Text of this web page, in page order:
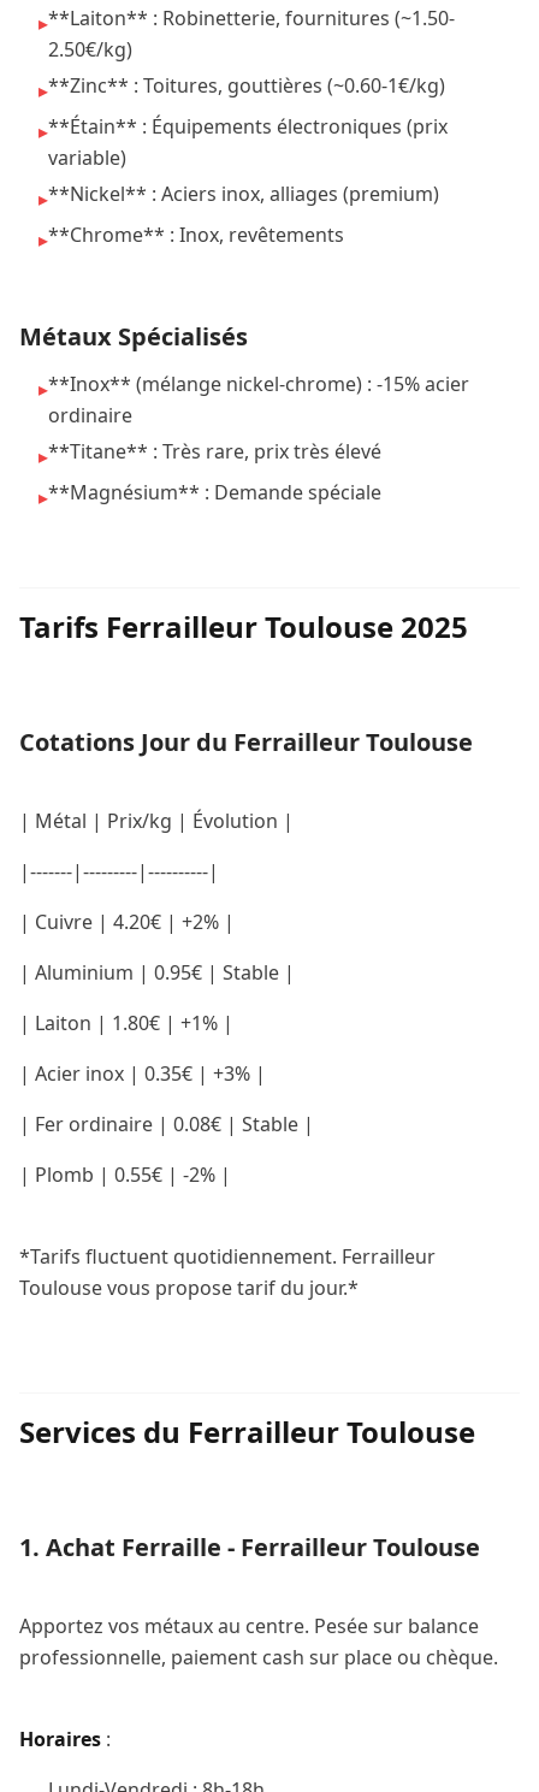
▸**Laiton** : Robinetterie, fournitures (~1.50-
2.50€/kg)
▸**Zinc** : Toitures, gouttières (~0.60-1€/kg)
▸**Étain** : Équipements électroniques (prix
variable)
▸**Nickel** : Aciers inox, alliages (premium)
▸**Chrome** : Inox, revêtements
Métaux Spécialisés
▸**Inox** (mélange nickel-chrome) : -15% acier
ordinaire
▸**Titane** : Très rare, prix très élevé
▸**Magnésium** : Demande spéciale
Tarifs Ferrailleur Toulouse 2025
Cotations Jour du Ferrailleur Toulouse
| Métal | Prix/kg | Évolution |
|-------|---------|----------|
| Cuivre | 4.20€ | +2% |
| Aluminium | 0.95€ | Stable |
| Laiton | 1.80€ | +1% |
| Acier inox | 0.35€ | +3% |
| Fer ordinaire | 0.08€ | Stable |
| Plomb | 0.55€ | -2% |
*Tarifs fluctuent quotidiennement. Ferrailleur
Toulouse vous propose tarif du jour.*
Services du Ferrailleur Toulouse
1. Achat Ferraille - Ferrailleur Toulouse
Apportez vos métaux au centre. Pesée sur balance
professionnelle, paiement cash sur place ou chèque.
Horaires :